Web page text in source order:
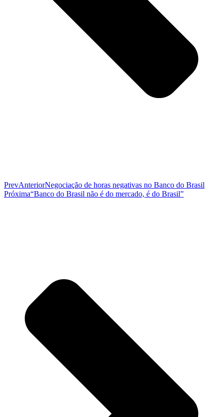
PrevAnteriorNegociação de horas negativas no Banco do Brasil
Próxima“Banco do Brasil não é do mercado, é do Brasil”